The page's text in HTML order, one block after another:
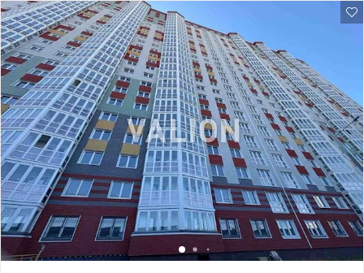
аккумуляторов, без электроэнергии дом может сам себя
обеспечивать 4 дня (тепло, вода, лифты). 044 200 10 80
valion.ua/1149681